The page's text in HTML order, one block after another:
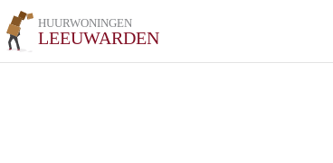
HUURWONINGEN
LEEUWARDEN